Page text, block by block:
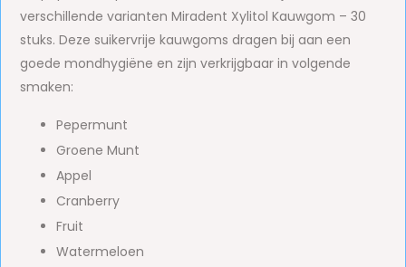
verschillende varianten Miradent Xylitol Kauwgom – 30
stuks. Deze suikervrije kauwgoms dragen bij aan een
goede mondhygiëne en zijn verkrijgbaar in volgende
smaken:
Pepermunt
Groene Munt
Appel
Cranberry
Fruit
Watermeloen